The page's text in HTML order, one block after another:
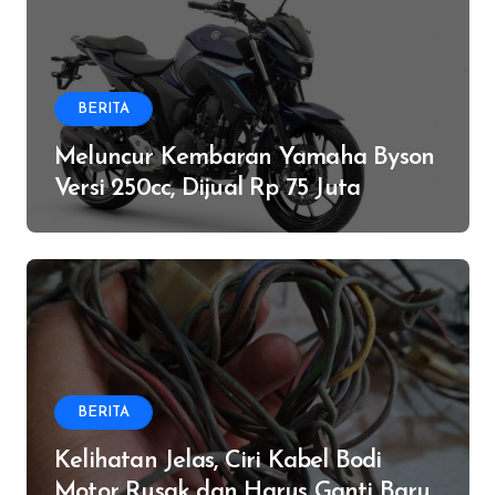
BERITA
Meluncur Kembaran Yamaha Byson
Versi 250cc, Dijual Rp 75 Juta
BERITA
Kelihatan Jelas, Ciri Kabel Bodi